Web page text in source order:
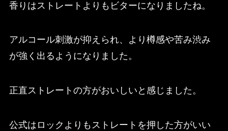
香りはストレートよりもビターになりましたね。
アルコール刺激が抑えられ、より樽感や苦み渋み
が強く出るようになりました。
正直ストレートの方がおいしいと感じました。
公式はロックよりもストレートを押した方がいい